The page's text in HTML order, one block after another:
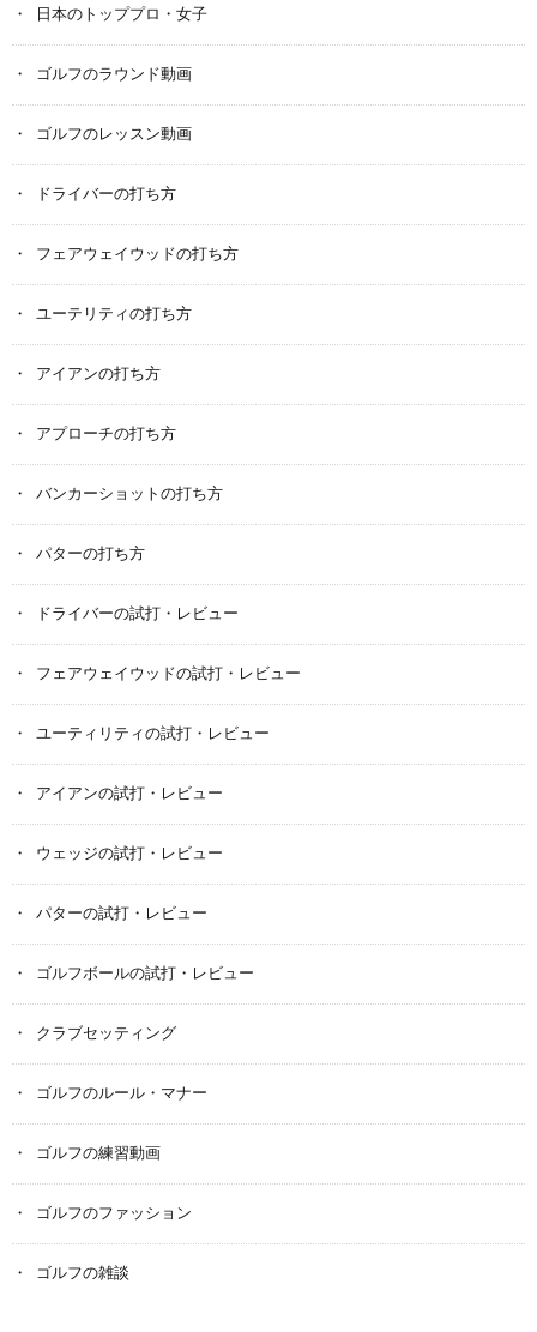
日本のトッププロ・女子
ゴルフのラウンド動画
ゴルフのレッスン動画
ドライバーの打ち方
フェアウェイウッドの打ち方
ユーテリティの打ち方
アイアンの打ち方
アプローチの打ち方
バンカーショットの打ち方
パターの打ち方
ドライバーの試打・レビュー
フェアウェイウッドの試打・レビュー
ユーティリティの試打・レビュー
アイアンの試打・レビュー
ウェッジの試打・レビュー
パターの試打・レビュー
ゴルフボールの試打・レビュー
クラブセッティング
ゴルフのルール・マナー
ゴルフの練習動画
ゴルフのファッション
ゴルフの雑談